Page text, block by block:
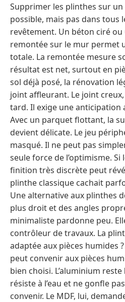
Supprimer les plinthes sur
possible, mais pas dans tous
revêtement. Un béton ciré ou
remontée sur le mur permet
totale. La remontée mesure
résultat est net, surtout en
sol déjà posé, la rénovation
joint affleurant. Le joint
tard. Il exige une anticipation
Avec un parquet flottant, la
devient délicate. Le jeu
masqué. Il ne peut pas
seule force de l’optimisme.
finition très discrète peut
plinthe classique cachait
Une alternative aux plinthes
plus droit et des angles
minimaliste pardonne peu.
contrôleur de travaux. La
adaptée aux pièces humides
peut convenir aux pièces
bien choisi. L’aluminium
résiste à l’eau et ne gonfle
convenir. Le MDF, lui,